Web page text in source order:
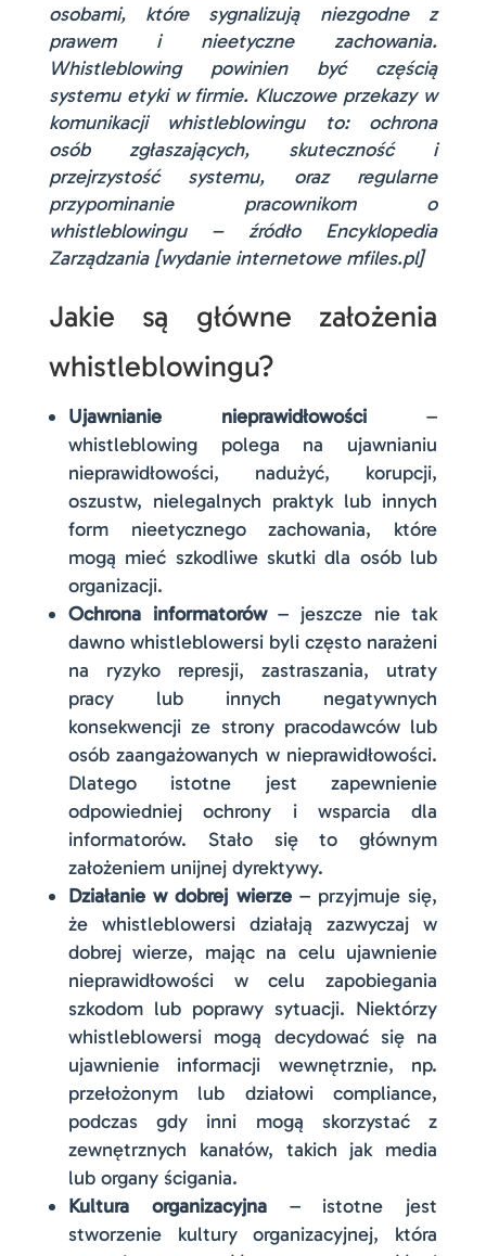
osobami, które sygnalizują niezgodne z
prawem i nieetyczne zachowania.
Whistleblowing powinien być częścią
systemu etyki w firmie. Kluczowe przekazy w
komunikacji whistleblowingu to: ochrona
osób zgłaszających, skuteczność i
przejrzystość systemu, oraz regularne
przypominanie pracownikom o
whistleblowingu – źródło Encyklopedia
Zarządzania [wydanie internetowe mfiles.pl]
Jakie są główne założenia
whistleblowingu?
Ujawnianie nieprawidłowości –
whistleblowing polega na ujawnianiu
nieprawidłowości, nadużyć, korupcji,
oszustw, nielegalnych praktyk lub innych
form nieetycznego zachowania, które
mogą mieć szkodliwe skutki dla osób lub
organizacji.
Ochrona informatorów– jeszcze nie tak
dawno whistleblowersi byli często narażeni
na ryzyko represji, zastraszania, utraty
pracy lub innych negatywnych
konsekwencji ze strony pracodawców lub
osób zaangażowanych w nieprawidłowości.
Dlatego istotne jest zapewnienie
odpowiedniej ochrony i wsparcia dla
informatorów. Stało się to głównym
założeniem unijnej dyrektywy.
Działanie w dobrej wierze– przyjmuje się,
że whistleblowersi działają zazwyczaj w
dobrej wierze, mając na celu ujawnienie
nieprawidłowości w celu zapobiegania
szkodom lub poprawy sytuacji. Niektórzy
whistleblowersi mogą decydować się na
ujawnienie informacji wewnętrznie, np.
przełożonym lub działowi compliance,
podczas gdy inni mogą skorzystać z
zewnętrznych kanałów, takich jak media
lub organy ścigania.
Kultura organizacyjna– istotne jest
stworzenie kultury organizacyjnej, która